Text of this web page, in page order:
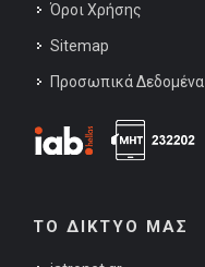
Όροι Χρήσης
Sitemap
Προσωπικά Δεδομένα
ΤΟ ΔΙΚΤΥΟ ΜΑΣ